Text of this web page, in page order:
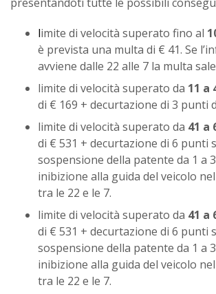
limite di velocità superato fino al
è prevista una multa di € 41. Se
avviene dalle 22 alle 7 la multa
limite di velocità superato da 11 a
di € 169 + decurtazione di 3 punti
limite di velocità superato da 41 a
di € 531 + decurtazione di 6 punti
sospensione della patente da 1 a
inibizione alla guida del veicolo
tra le 22 e le 7.
limite di velocità superato da 41 a
di € 531 + decurtazione di 6 punti
sospensione della patente da 1 a
inibizione alla guida del veicolo
tra le 22 e le 7.